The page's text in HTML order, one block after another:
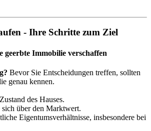
- Ihre Schritte zum Ziel
geerbte Immobilie verschaffen
Bevor Sie Entscheidungen treffen, sollten
genau kennen.
des Hauses.
über den Marktwert.
Eigentumsverhältnisse, insbesondere bei